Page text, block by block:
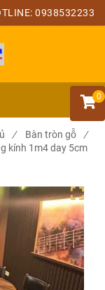
0938532233
0
/ Bàn tròn gỗ
/
kính 1m4 day 5cm